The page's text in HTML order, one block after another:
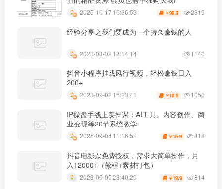
2025-10-17 10:36:53 ￥99.9 2319
经验分享之我们要成为一个持久赚钱的人
2023-08-02 18:14:14 1140
抖音小程序挂载风行视频，轻松赚钱日入
200+
2023-09-02 16:23:41 ￥ 19.9 1050
IP操盘手线上实操课：AI工具、内容创作、商
业变现等20节系统教学
2025-09-04 11:16:52 ￥ 15.9 818
抖音电影票免费授权，需求大简单操作，月
入12000+（教程+素材打包）
2023-09-05 23:40:29 ￥ 19.9 814